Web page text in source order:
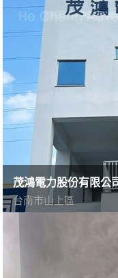
茂鴻電力股份有限公
台南市山上區